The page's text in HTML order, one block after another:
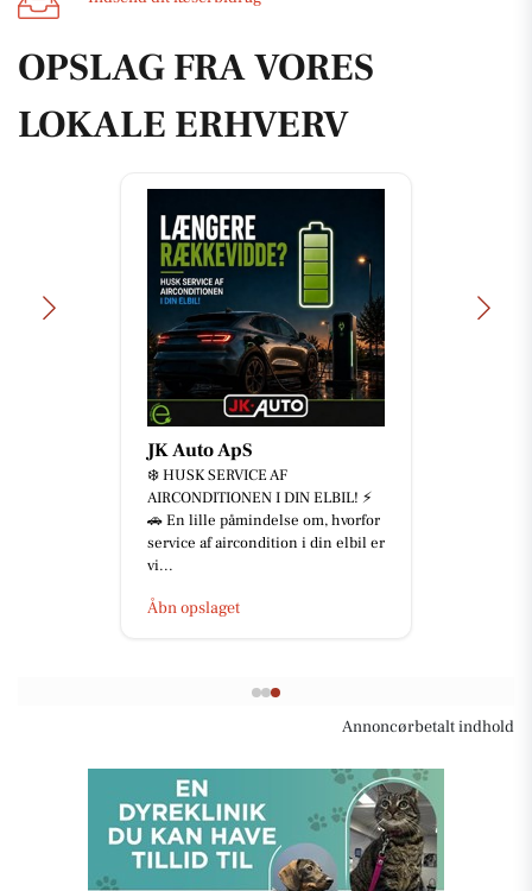
OPSLAG FRA VORES
LOKALE ERHVERV
JK Auto ApS
❄️ HUSK SERVICE AF
AIRCONDITIONEN I DIN ELBIL! ⚡
🚗 En lille påmindelse om, hvorfor
service af aircondition i din elbil er
vi...
Åbn opslaget
Annoncørbetalt indhold